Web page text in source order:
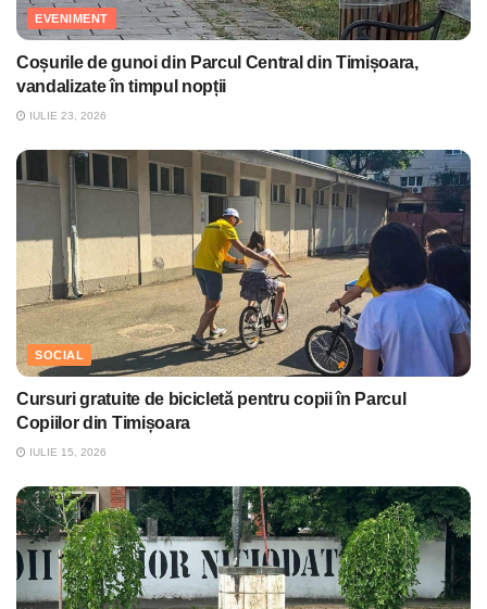
EVENIMENT
Coșurile de gunoi din Parcul Central din Timișoara,
vandalizate în timpul nopții
IULIE 23, 2026
SOCIAL
Cursuri gratuite de bicicletă pentru copii în Parcul
Copiilor din Timișoara
IULIE 15, 2026